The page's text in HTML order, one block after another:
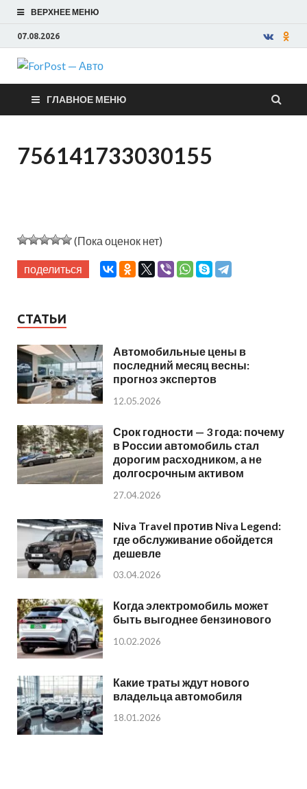
ВЕРХНЕЕ МЕНЮ
07.08.2026
ForPost —
Авто
ГЛАВНОЕ МЕНЮ
756141733030155
(Пока оценок нет)
поделиться
СТАТЬИ
Автомобильные цены в
последний месяц весны:
прогноз экспертов
12.05.2026
Срок годности — 3 года: почему
в России автомобиль стал
дорогим расходником, а не
долгосрочным активом
27.04.2026
Niva Travel против Niva Legend:
где обслуживание обойдется
дешевле
03.04.2026
Когда электромобиль может
быть выгоднее бензинового
10.02.2026
Какие траты ждут нового
владельца автомобиля
18.01.2026